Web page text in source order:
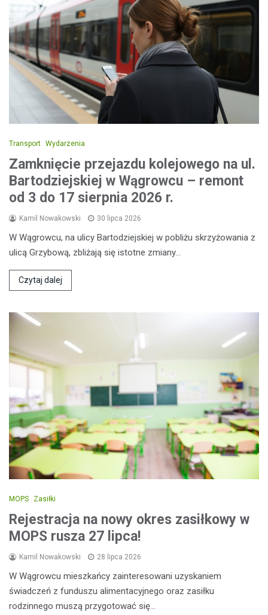
Transport Wydarzenia
Zamknięcie przejazdu kolejowego na ul.
Bartodziejskiej w Wągrowcu – remont
od 3 do 17 sierpnia 2026 r.
Kamil Nowakowski 30 lipca 2026
W Wągrowcu, na ulicy Bartodziejskiej w pobliżu skrzyżowania z
ulicą Grzybową, zbliżają się istotne zmiany…
Czytaj dalej
MOPS Zasiłki
Rejestracja na nowy okres zasiłkowy w
MOPS rusza 27 lipca!
Kamil Nowakowski 28 lipca 2026
W Wągrowcu mieszkańcy zainteresowani uzyskaniem
świadczeń z funduszu alimentacyjnego oraz zasiłku
rodzinnego muszą przygotować się…